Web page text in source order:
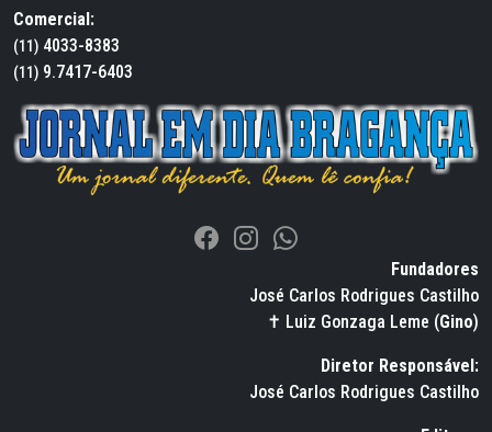
Comercial:
(11) 4033-8383
(11) 9.7417-6403
Fundadores
José Carlos Rodrigues Castilho
✝ Luiz Gonzaga Leme (Gino)
Diretor Responsável:
José Carlos Rodrigues Castilho